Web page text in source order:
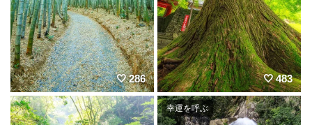
286 483
幸運を呼ぶ